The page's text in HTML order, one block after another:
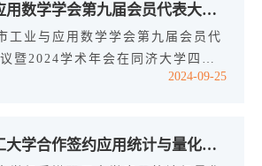
分别召开巡视工作动员会。会
分别作动员讲话，通报了巡视任务
委常务副书记冯身洪、常务副校长
上海市工业与应用数学学会第九届会员代表大会第一次会议暨2024学术年会在同济大学举办
工业与应用数学学会第九届会员代
暨2024学术年会在同济大学四平
。上海市工业与应用数学学会理事长
近两百位代表参会。会议听取并审
2024-09-25
我校与香港理工大学合作签约应用统计与量化金融及金融科技硕士双学位项目